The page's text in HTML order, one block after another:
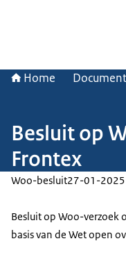
Home
Besluit op
Frontex
Woo-besluit27-01-2025
Besluit op Woo-verzoek
basis van de Wet open